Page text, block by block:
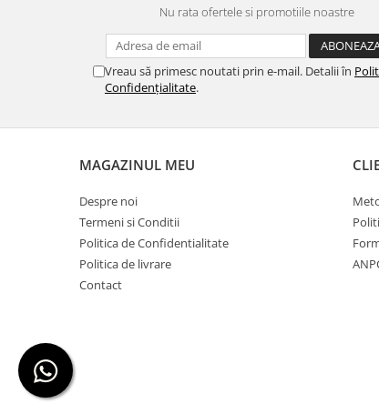
Nu rata ofertele si promotiile noastre
Vreau să primesc noutati prin e-mail. Detalii în
Confidențialitate.
MAGAZINUL MEU
Despre noi
Termeni si Conditii
Politica de Confidentialitate
Politica de livrare
Contact